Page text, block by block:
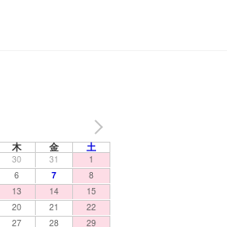
木 金 土
30 31
1
6 7
8
13 14
15
20 21
22
27 28 29